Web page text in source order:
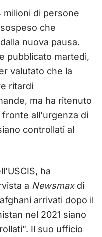
milioni di persone
che
nuova pausa.
pubblicato martedì,
valutato che la
ritardi
ma ha ritenuto
all'urgenza di
controllati al
ha
a Newsmaxdi
arrivati dopo il
nel 2021 siano
Il suo ufficio